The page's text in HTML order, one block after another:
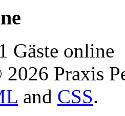
Gäste online
Praxis
and CSS.